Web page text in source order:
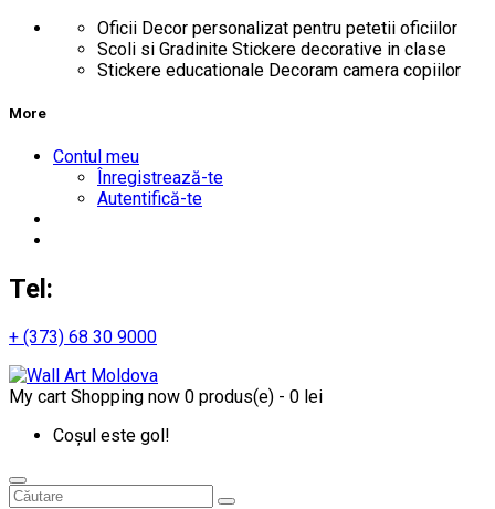
Oficii Decor personalizat pentru petetii oficiilor
Scoli si Gradinite Stickere decorative in clase
Stickere educationale Decoram camera copiilor
More
Contul meu
Înregistrează-te
Autentifică-te
Tel:
+ (373) 68 30 9000
My cart Shopping now 0 produs(e) - 0 lei
Coșul este gol!